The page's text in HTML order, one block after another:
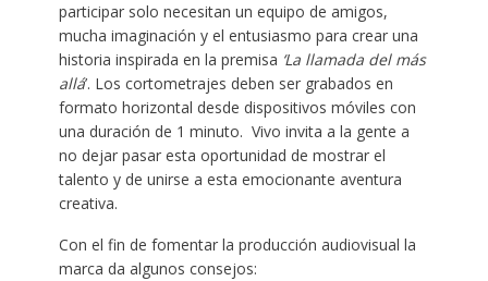
participar solo necesitan un equipo de amigos,
mucha imaginación y el entusiasmo para crear una
historia inspirada en la premisa ‘La llamada del más
allá’. Los cortometrajes deben ser grabados en
formato horizontal desde dispositivos móviles con
una duración de 1 minuto. Vivo invita a la gente a
no dejar pasar esta oportunidad de mostrar el
talento y de unirse a esta emocionante aventura
creativa.
Con el fin de fomentar la producción audiovisual la
marca da algunos consejos: